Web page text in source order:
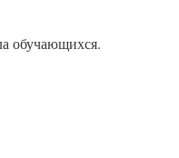
обучающихся.